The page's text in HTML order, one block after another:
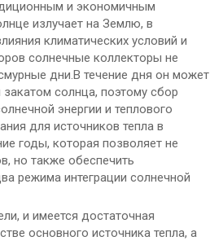
и экономичным
излучает на Землю, в
климатических условий и
солнечные коллекторы не
дни.В течение дня он может
солнца, поэтому сбор
энергии и теплового
для источников тепла в
годы, которая позволяет не
но также обеспечить
режима интеграции солнечной
и имеется достаточная
основного источника тепла, а